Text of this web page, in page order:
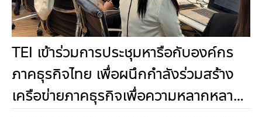
รางวัลและเกียรติประวัติ
กองทุน
กองทุน ดร.ธีระ พันธุมวนิช
กองทุนสุขภาพกับสภาวะโลกร้อน
TEI เข้าร่วมการประชุมหารือกับองค์กร
ภาคธุรกิจไทย เพื่อผนึกกำลังร่วมสร้าง
เครือข่ายภาคธุรกิจเพื่อความหลากหลาย